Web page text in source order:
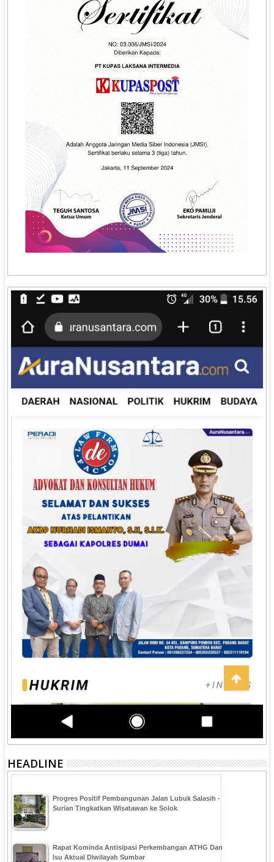
HEADLINE
Progres Positif Pembangunan Jalan Lubuk Salasih -
Surian Tingkatkan Wisatawan ke Solok
Rapat Kominda Antisipasi Perkembangan ATHG Dan
Isu Aktual Diwilayah Sumbar